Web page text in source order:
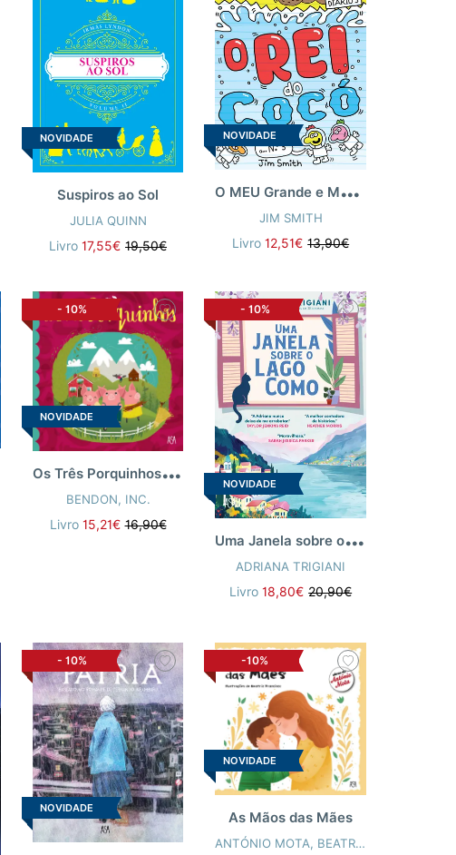
NOVIDADE
Suspiros ao Sol
JULIA QUINN
Livro17,55€ 19,50€
NOVIDADE
O
MEU Grande e Malcheiroso COCÓ 3: O Rei do Cocó
JIM SMITH
Livro12,51€ 13,90€
- 10%
NOVIDADE
O
s Três Porquinhos: Livro de Histórias – Aldeia de Madeira
BENDON, INC.
Livro 15,21€ 16,90€
- 10%
NOVIDADE
U
ma Janela sobre o Lago Como
ADRIANA TRIGIANI
Livro18,80€ 20,90€
- 10%
NOVIDADE
-10%
NOVIDADE
As Mãos das Mães
ANTÓNIO MOTA, BEATRIZ FRANCISCO